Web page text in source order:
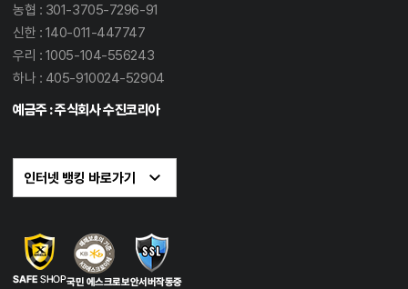
농협 : 301-3705-7296-91
신한 : 140-011-447747
우리 : 1005-104-556243
하나 : 405-910024-52904
예금주 : 주식회사 수진코리아